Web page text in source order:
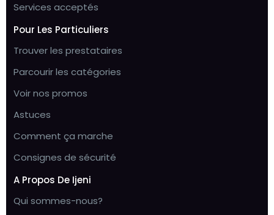
Services acceptés
Pour Les Particuliers
Trouver les prestataires
Parcourir les catégories
Voir nos promos
Astuces
Comment ça marche
Consignes de sécurité
A Propos De Ijeni
Qui sommes-nous?